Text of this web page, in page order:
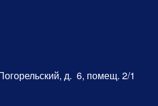
д. 6, помещ. 2/1